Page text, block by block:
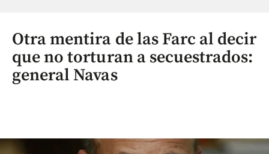
Otra mentira de las Farc al decir
que no torturan a secuestrados:
general Navas